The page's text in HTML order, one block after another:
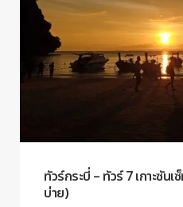
ทัวร์กระบี่ – ทัวร์ 7 เกาะซัน
บ่าย)